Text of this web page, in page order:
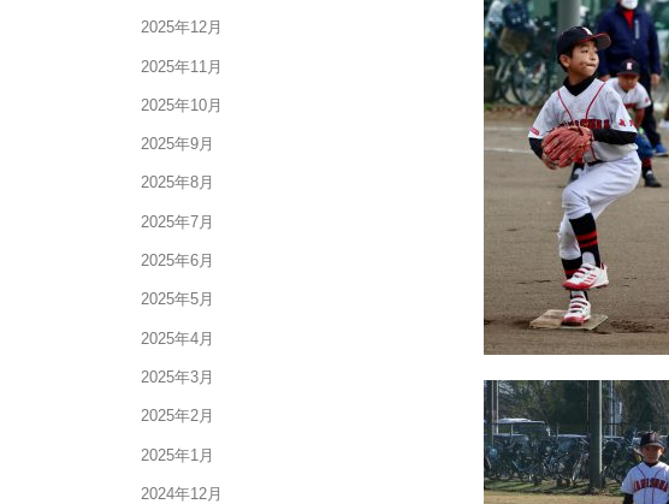
2025年12月
2025年11月
2025年10月
2025年9月
2025年8月
2025年7月
2025年6月
2025年5月
2025年4月
2025年3月
2025年2月
2025年1月
2024年12月